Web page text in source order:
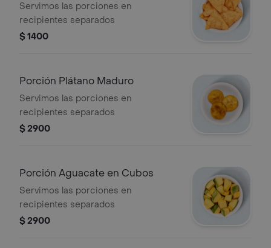
Servimos las porciones en
recipientes separados
$ 1400
Porción Plátano Maduro
Servimos las porciones en
recipientes separados
$ 2900
Porción Aguacate en Cubos
Servimos las porciones en
recipientes separados
$ 2900